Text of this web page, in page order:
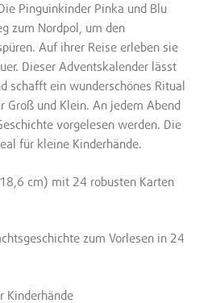
Pinguinkinder Pinka und Blu
zum Nordpol, um den
Auf ihrer Reise erleben sie
Dieser Adventskalender lässt
schafft ein wunderschönes Ritual
Groß und Klein. An jedem Abend
vorgelesen werden. Die
für kleine Kinderhände.
cm) mit 24 robusten Karten
zum Vorlesen in 24
Kinderhände